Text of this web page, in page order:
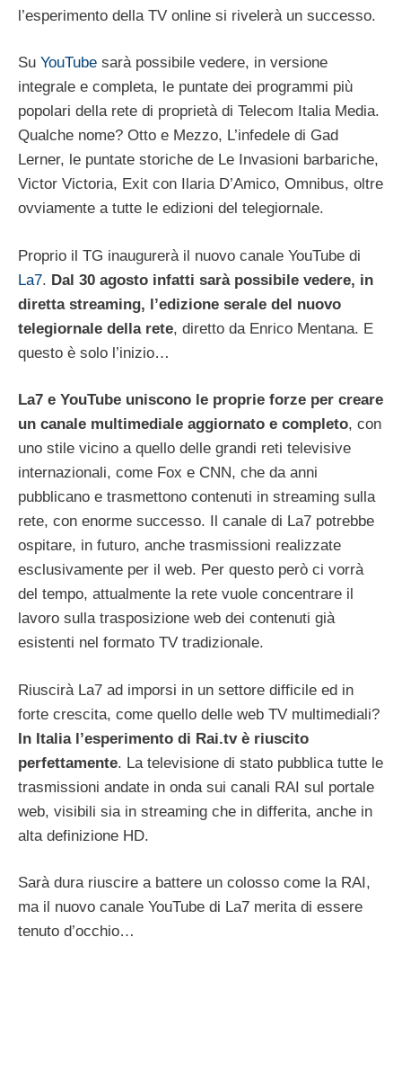
l’esperimento della TV online si rivelerà un successo.
Su YouTube sarà possibile vedere, in versione
integrale e completa, le puntate dei programmi più
popolari della rete di proprietà di Telecom Italia Media.
Qualche nome? Otto e Mezzo, L’infedele di Gad
Lerner, le puntate storiche de Le Invasioni barbariche,
Victor Victoria, Exit con Ilaria D’Amico, Omnibus, oltre
ovviamente a tutte le edizioni del telegiornale.
Proprio il TG inaugurerà il nuovo canale YouTube di
La7. Dal 30 agosto infatti sarà possibile vedere, in
diretta streaming, l’edizione serale del nuovo
telegiornale della rete, diretto da Enrico Mentana. E
questo è solo l’inizio…
La7 e YouTube uniscono le proprie forze per creare
un canale multimediale aggiornato e completo, con
uno stile vicino a quello delle grandi reti televisive
internazionali, come Fox e CNN, che da anni
pubblicano e trasmettono contenuti in streaming sulla
rete, con enorme successo. Il canale di La7 potrebbe
ospitare, in futuro, anche trasmissioni realizzate
esclusivamente per il web. Per questo però ci vorrà
del tempo, attualmente la rete vuole concentrare il
lavoro sulla trasposizione web dei contenuti già
esistenti nel formato TV tradizionale.
Riuscirà La7 ad imporsi in un settore difficile ed in
forte crescita, come quello delle web TV multimediali?
In Italia l’esperimento di Rai.tv è riuscito
perfettamente. La televisione di stato pubblica tutte le
trasmissioni andate in onda sui canali RAI sul portale
web, visibili sia in streaming che in differita, anche in
alta definizione HD.
Sarà dura riuscire a battere un colosso come la RAI,
ma il nuovo canale YouTube di La7 merita di essere
tenuto d’occhio…